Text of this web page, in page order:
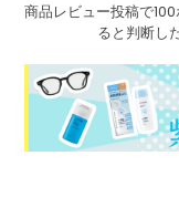
商品レビュー投稿で
ると判断し